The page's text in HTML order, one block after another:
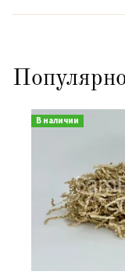
В наличии